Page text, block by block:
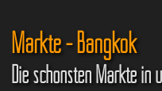
Märkte - Bangkok
Die schönsten Märkte in